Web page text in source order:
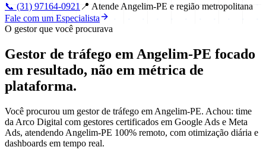
📞 (31) 97164-0921 📍 Atende Angelim-PE e região metropolitana
Fale com um Especialista
O gestor que você procurava
Gestor de tráfego em Angelim-PE focado
em resultado, não em métrica de
plataforma.
Você procurou um gestor de tráfego em Angelim-PE. Achou: time
da Arco Digital com gestores certificados em Google Ads e Meta
Ads, atendendo Angelim-PE 100% remoto, com otimização diária e
dashboards em tempo real.